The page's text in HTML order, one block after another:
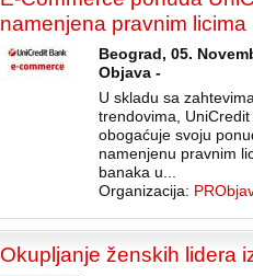
namenjena pravnim licima
Beograd, 05.
Objava -
U skladu sa
trendovima,
obogaćuje svoju
namenjenu pravnim
banaka u...
Organizacija:
Okupljanje ženskih lidera